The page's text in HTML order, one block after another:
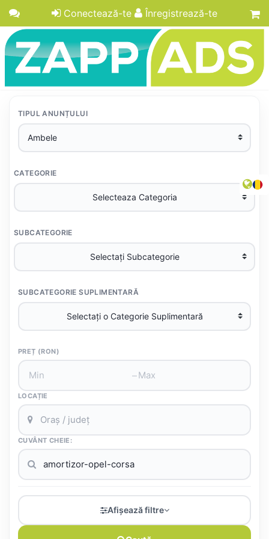
Conectează-te Înregistrează-te
TIPUL ANUNȚULUI
CATEGORIE
SUBCATEGORIE
SUBCATEGORIE SUPLIMENTARĂ
PREȚ (RON)
–
LOCAȚIE
CUVÂNT CHEIE:
Afișează filtre